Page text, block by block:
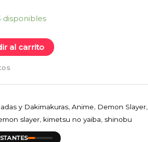
disponibles
al carrito
y Dakimakuras, Anime, Demon Slayer,
slayer, kimetsu no yaiba, shinobu